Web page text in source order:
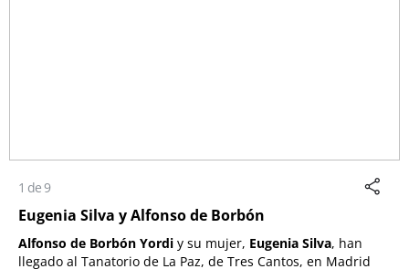
1 de 9
Eugenia Silva y Alfonso de Borbón
Alfonso de Borbón Yordi y su mujer, Eugenia Silva, han
llegado al Tanatorio de La Paz, de Tres Cantos, en Madrid